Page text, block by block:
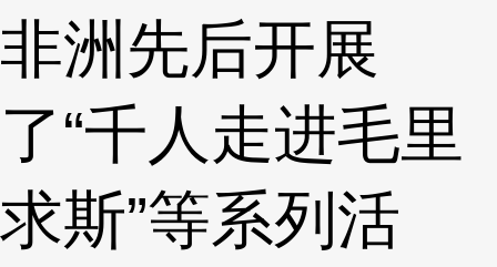
非洲先后开展
了“千人走进毛里
求斯”等系列活